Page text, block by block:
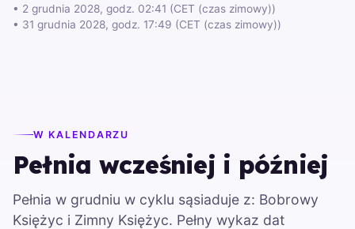
• 2 grudnia 2028, godz. 02:41 (CET (czas zimowy))
• 31 grudnia 2028, godz. 17:49 (CET (czas zimowy))
W KALENDARZU
Pełnia wcześniej i później
Pełnia w grudniu w cyklu sąsiaduje z: Bobrowy
Księżyc i Zimny Księżyc. Pełny wykaz dat